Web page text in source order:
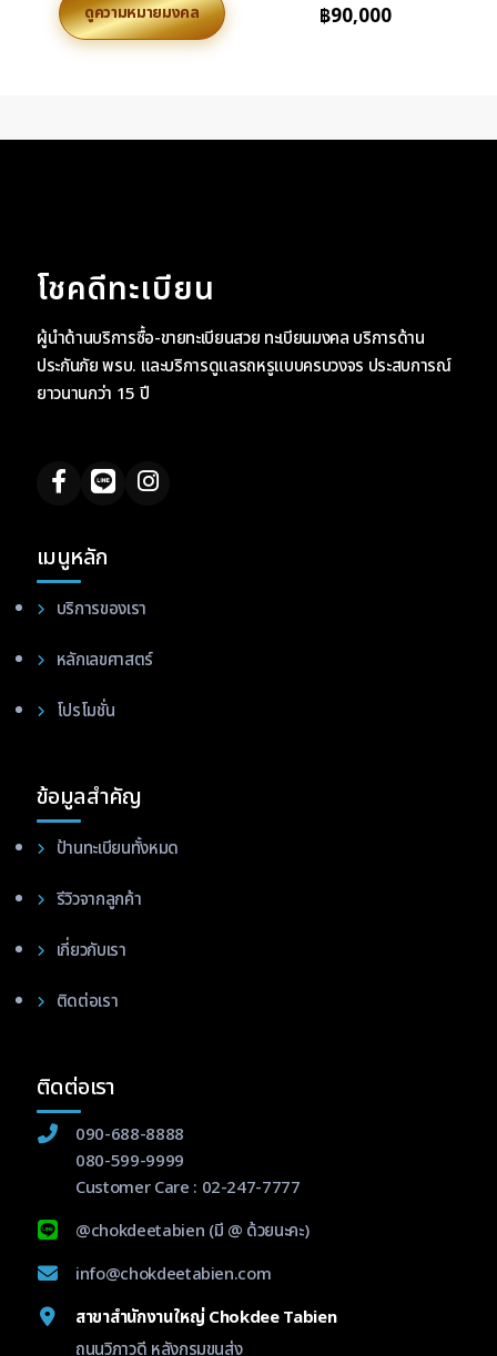
ดูความหมายมงคล ฿90,000
โชคดีทะเบียน
ผู้นำด้านบริการซื้อ-ขายทะเบียนสวย ทะเบียนมงคล บริการด้าน
ประกันภัย พรบ. และบริการดูแลรถหรูแบบครบวงจร ประสบการณ์
ยาวนานกว่า 15 ปี
เมนูหลัก
บริการของเรา
หลักเลขศาสตร์
โปรโมชั่น
ข้อมูลสำคัญ
ป้านทะเบียนทั้งหมด
รีวิวจากลูกค้า
เกี่ยวกับเรา
ติดต่อเรา
ติดต่อเรา
090-688-8888
080-599-9999
Customer Care : 02-247-7777
@chokdeetabien (มี @ ด้วยนะคะ)
info@chokdeetabien.com
สาขาสำนักงานใหญ่ Chokdee Tabien
ถนนวิภาวดี หลังกรมขนส่ง